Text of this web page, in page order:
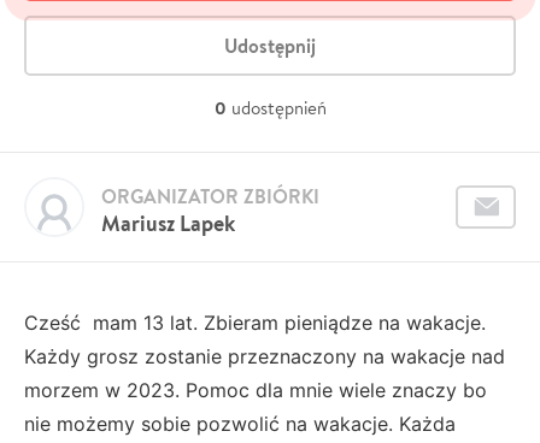
Udostępnij
0 udostępnień
Mariusz Lapek
ORGANIZATOR ZBIÓRKI
Cześć mam 13 lat. Zbieram pieniądze na wakacje.
Każdy grosz zostanie przeznaczony na wakacje nad
morzem w 2023. Pomoc dla mnie wiele znaczy bo
nie możemy sobie pozwolić na wakacje. Każda